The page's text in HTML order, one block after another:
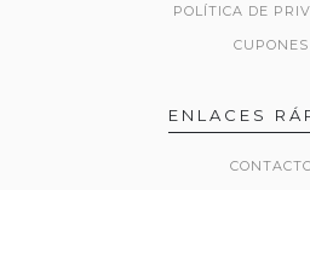
POLÍTICA DE
CUPONES
ENLACES